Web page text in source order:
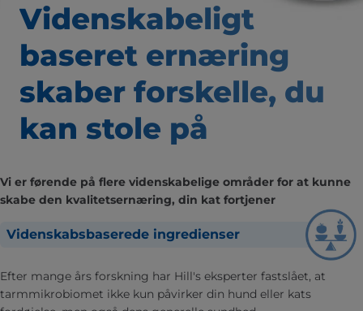
Videnskabeligt
baseret ernæring
skaber forskelle, du
kan stole på
Vi er førende på flere videnskabelige områder for at kunne
skabe den kvalitetsernæring, din kat fortjener
Videnskabsbaserede ingredienser
Efter mange års forskning har Hill's eksperter fastslået, at
tarmmikrobiomet ikke kun påvirker din hund eller kats